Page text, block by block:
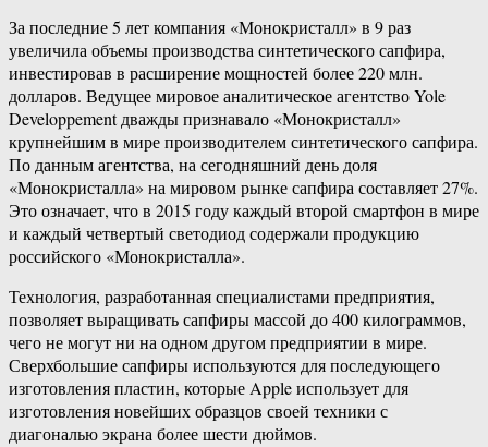
За последние 5 лет компания «Монокристалл» в 9 раз
увеличила объемы производства синтетического сапфира,
инвестировав в расширение мощностей более 220 млн.
долларов. Ведущее мировое аналитическое агентство Yole
Developpement дважды признавало «Монокристалл»
крупнейшим в мире производителем синтетического сапфира.
По данным агентства, на сегодняшний день доля
«Монокристалла» на мировом рынке сапфира составляет 27%.
Это означает, что в 2015 году каждый второй смартфон в мире
и каждый четвертый светодиод содержали продукцию
российского «Монокристалла».
Технология, разработанная специалистами предприятия,
позволяет выращивать сапфиры массой до 400 килограммов,
чего не могут ни на одном другом предприятии в мире.
Сверхбольшие сапфиры используются для последующего
изготовления пластин, которые Apple использует для
изготовления новейших образцов своей техники с
диагональю экрана более шести дюймов.